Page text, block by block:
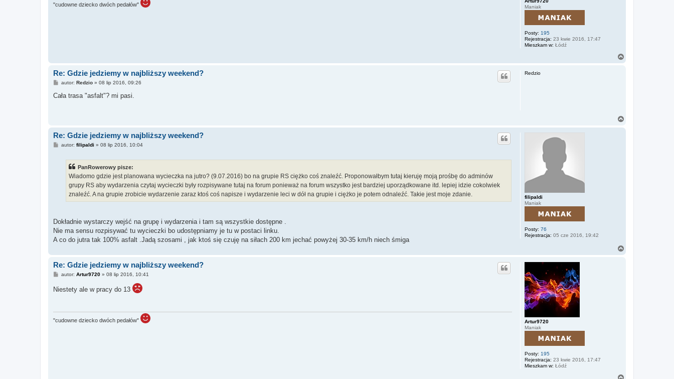
Maniak
Posty: 195
Rejestracja: 23 kwie 2016, 17:47
Mieszkam w: Łódź
"cudowne dziecko dwóch pedałów"
Redzio
Re: Gdzie jedziemy w najbliższy weekend?
P
s
autor: Redzio» 08 lip 2016, 09:26
Cała trasa "asfalt"? mi pasi.
filipaldi
Maniak
Posty: 76
Rejestracja: 05 cze 2016, 19:42
Re: Gdzie jedziemy w najbliższy weekend?
Pautor: filipaldi » 08 lip 2016, 10:04
PanRowerowy pisze:
Wiadomo gdzie jest planowana wycieczka na jutro? (9.07.2016) bo na grupie RS ciężko coś znaleźć. Proponowałbym tutaj kieruję moją prośbę do adminów
grupy RS aby wydarzenia czytaj wycieczki były rozpisywane tutaj na forum ponieważ na forum wszystko jest bardziej uporządkowane itd. lepiej idzie cokolwiek
znaleźć. A na grupie zrobicie wydarzenie zaraz ktoś coś napisze i wydarzenie leci w dół na grupie i ciężko je potem odnaleźć. Takie jest moje zdanie.
Dokładnie wystarczy wejść na grupę i wydarzenia i tam są wszystkie dostępne .
Nie ma sensu rozpisywać tu wycieczki bo udostępniamy je tu w postaci linku.
A co do jutra tak 100% asfalt .Jadą szosami , jak ktoś się czuję na siłach 200 km jechać powyżej 30-35 km/h niech śmiga
Artur9720
Maniak
Posty: 195
Rejestracja: 23 kwie 2016, 17:47
Mieszkam w: Łódź
Re: Gdzie jedziemy w najbliższy weekend?
P
t
autor: Artur9720» 08 lip 2016, 10:41
Niestety ale w pracy do 13
"cudowne dziecko dwóch pedałów"